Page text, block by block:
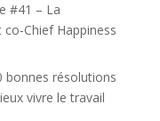
#41 – La
Chief Happiness
bonnes résolutions
vivre le travail